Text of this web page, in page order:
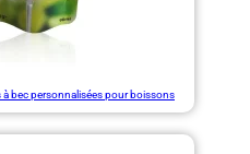
bec personnalisées pour boissons